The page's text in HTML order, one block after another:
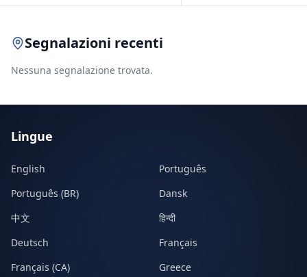
Segnalazioni recenti
Nessuna segnalazione trovata.
Lingue
English
Português
Português (BR)
Dansk
中文
हिन्दी
Deutsch
Français
Français (CA)
Greece